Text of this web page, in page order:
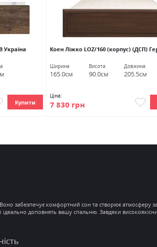
Україна
Купити
Коен Ліжко LOZ/160 (корпус) (ДСП)
Ширина
165.0см
Висота
90.0см
Довжина
205.5см
Ціна:
7 830 грн
забезпечуєкомфортний сон та створює атмосферу
ідеально доповнять вашу спальню. Завдяки